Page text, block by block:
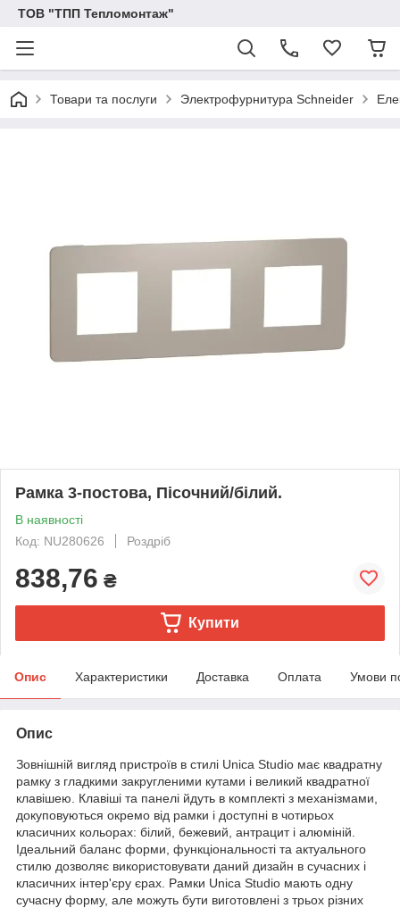
ТОВ "ТПП Тепломонтаж"
Товари та послуги Электрофурнитура Schneider
Рамка 3-постова, Пісочний/білий.
В наявності
Код: NU280626
Роздріб
838,76 ₴
Купити
Опис Характеристики Доставка Оплата Умови
Опис
Зовнішній вигляд пристроїв в стилі Unica Studio має квадратну
рамку з гладкими закругленими кутами і великий квадратної
клавішею. Клавіші та панелі йдуть в комплекті з механізмами,
докуповуються окремо від рамки і доступні в чотирьох
класичних кольорах: білий, бежевий, антрацит і алюміній.
Ідеальний баланс форми, функціональності та актуального
стилю дозволяє використовувати даний дизайн в сучасних і
класичних інтер'єру єрах. Рамки Unica Studio мають одну
сучасну форму, але можуть бути виготовлені з трьох різних